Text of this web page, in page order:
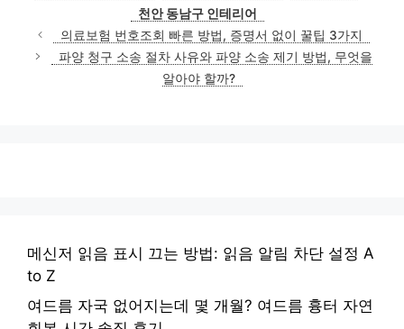
천안 동남구 인테리어
의료보험 번호조회 빠른 방법, 증명서 없이 꿀팁 3가지
파양 청구 소송 절차 사유와 파양 소송 제기 방법, 무엇을
알아야 할까?
메신저 읽음 표시 끄는 방법: 읽음 알림 차단 설정 A
to Z
여드름 자국 없어지는데 몇 개월? 여드름 흉터 자연